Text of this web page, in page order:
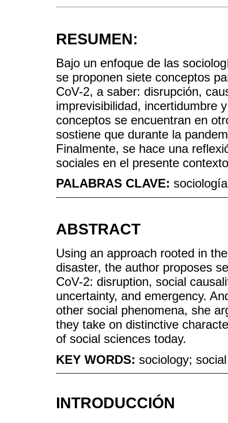
RESUMEN:
Bajo un enfoque de las
se proponen siete conceptos
CoV-2, a saber: disrupción,
imprevisibilidad, incertidumbre
conceptos se encuentran en
sostiene que durante la
Finalmente, se hace una
sociales en el presente
PALABRAS CLAVE:
ABSTRACT
Using an approach rooted in
disaster, the author proposes
CoV-2: disruption, social
uncertainty, and emergency.
other social phenomena, she
they take on distinctive
of social sciences today.
KEY WORDS: sociology;
INTRODUCCIÓN